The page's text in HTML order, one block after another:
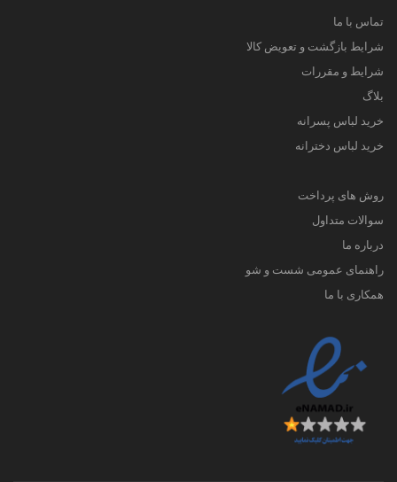
تماس با ما
شرایط بازگشت و تعویض کالا
شرایط و مقررات
بلاگ
خرید لباس پسرانه
خرید لباس دخترانه
روش های پرداخت
سوالات متداول
درباره ما
راهنمای عمومی شست و شو
همکاری با ما